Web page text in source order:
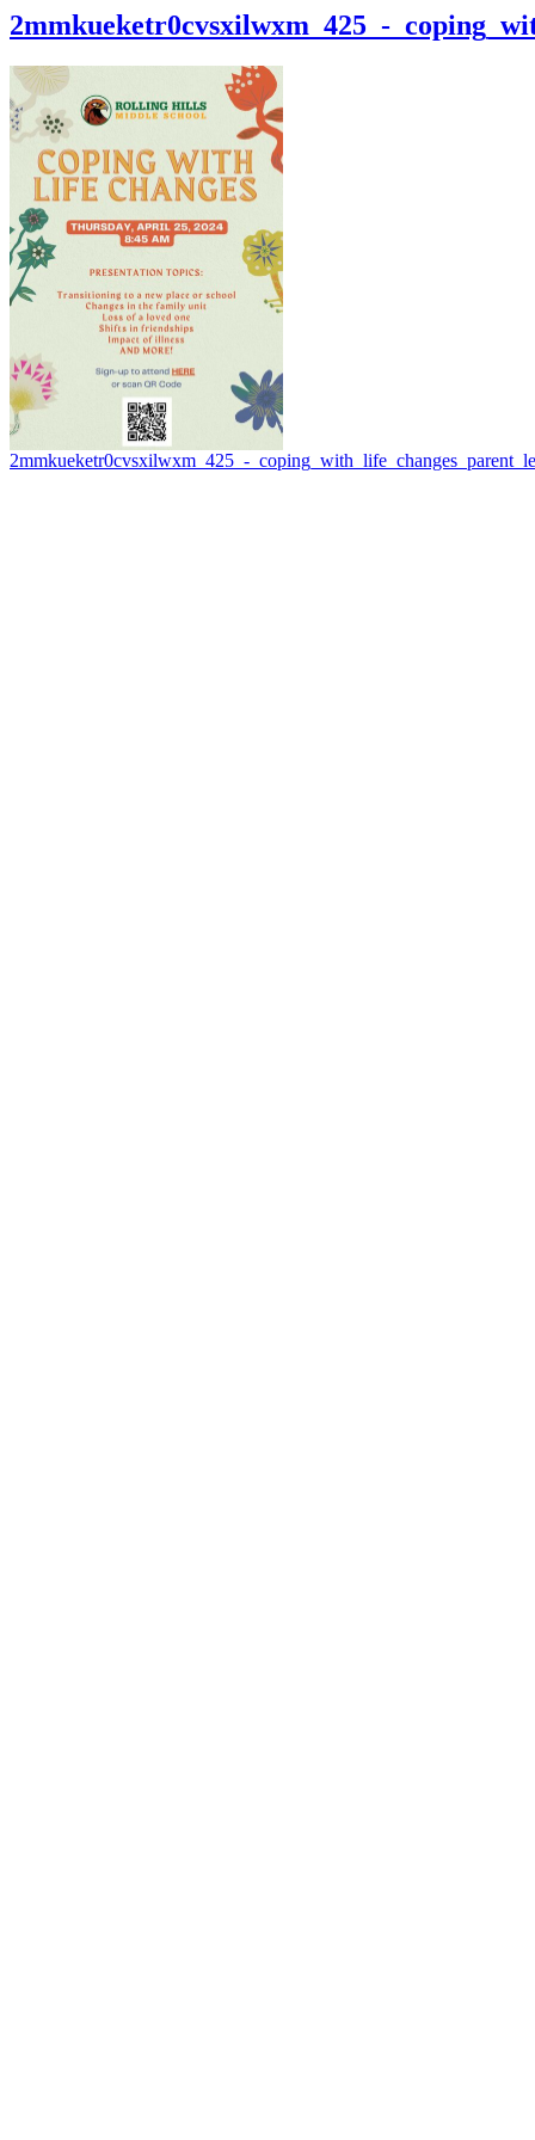
2mmkueketr0cvsxilwxm_425_-
2mmkueketr0cvsxilwxm_425_-